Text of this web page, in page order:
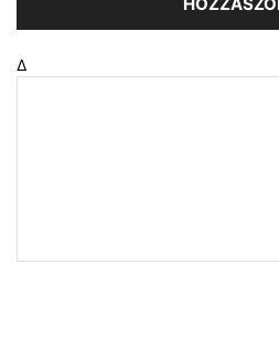
Δ